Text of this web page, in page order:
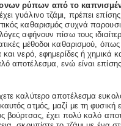
ρύπων από το
γυάλινο τζάμι, πρέπει
καθαρισμός συχνά
αφήνουν πίσω τους
μέθοδοι καθαρισμού,
και νερό, εφημερίδες ή χημικά
αποτέλεσμα, ενώ είναι
καλύτερο αποτέλεσμα
ατμός, μαζί με τη
βούρτσας, έχει πολύ καλό